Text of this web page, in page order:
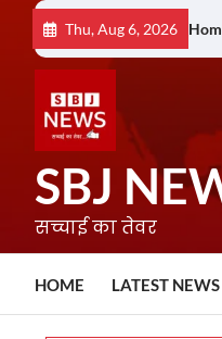
content
Thu, Aug 6, 2026
SBJ
सच्चाई का तेवर
HOME LATEST NEWS